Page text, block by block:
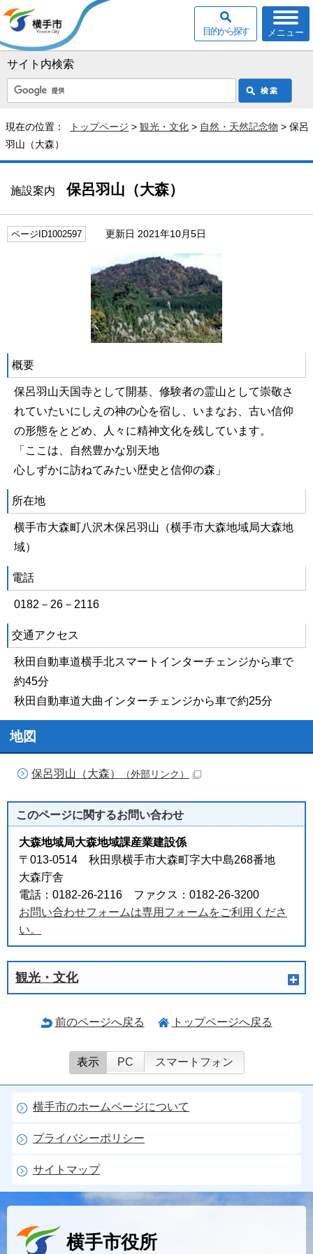
サイト内検索
メニュー
目的から探す
現在の位置： トップページ > 観光・文化 > 自然・天然記念物 > 保呂
羽山（大森）
施設案内保呂羽山（大森）
ページID1002597 更新日 2021年10月5日
概要
保呂羽山天国寺として開基、修験者の霊山として崇敬さ
れていたいにしえの神の心を宿し、いまなお、古い信仰
の形態をとどめ、人々に精神文化を残しています。
「ここは、自然豊かな別天地
心しずかに訪ねてみたい歴史と信仰の森」
所在地
横手市大森町八沢木保呂羽山（横手市大森地域局大森地
域）
電話
0182－26－2116
交通アクセス
秋田自動車道横手北スマートインターチェンジから車で
約45分
秋田自動車道大曲インターチェンジから車で約25分
地図
保呂羽山（大森） （外部リンク）
このページに関するお問い合わせ
大森地域局大森地域課産業建設係
〒013-0514 秋田県横手市大森町字大中島268番地
大森庁舎
電話：0182-26-2116 ファクス：0182-26-3200
お問い合わせフォームは専用フォームをご利用くださ
い。
観光・文化
前のページへ戻る トップページへ戻る
表示 PC スマートフォン
横手市のホームページについて
プライバシーポリシー
サイトマップ
横手市役所